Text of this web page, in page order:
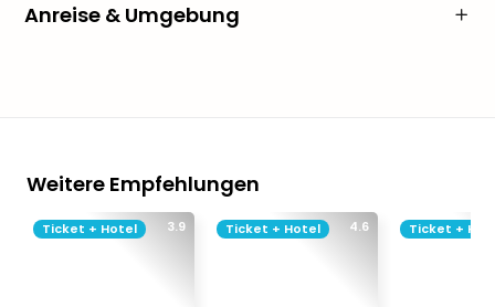
Anreise & Umgebung
Weitere Empfehlungen
3.9
Ticket + Hotel 4.6
Ticket + Hotel Ticket +